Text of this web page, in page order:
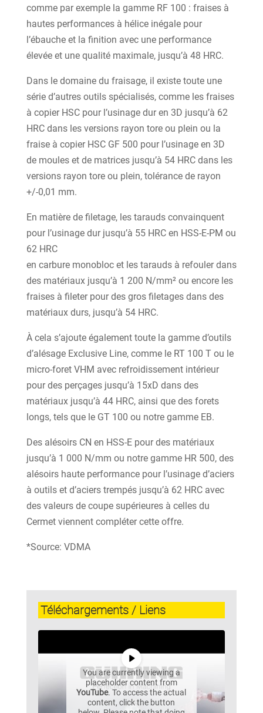
comme par exemple la gamme RF 100 : fraises à
hautes performances à hélice inégale pour
l’ébauche et la finition avec une performance
élevée et une qualité maximale, jusqu’à 48 HRC.
Dans le domaine du fraisage, il existe toute une
série d’autres outils spécialisés, comme les fraises
à copier HSC pour l’usinage dur en 3D jusqu’à 62
HRC dans les versions rayon tore ou plein ou la
fraise à copier HSC GF 500 pour l’usinage en 3D
de moules et de matrices jusqu’à 54 HRC dans les
versions rayon tore ou plein, tolérance de rayon
+/-0,01 mm.
En matière de filetage, les tarauds convainquent
pour l’usinage dur jusqu’à 55 HRC en HSS-E-PM ou
62 HRC
en carbure monobloc et les tarauds à refouler dans
des matériaux jusqu’à 1 200 N/mm² ou encore les
fraises à fileter pour des gros filetages dans des
matériaux durs, jusqu’à 54 HRC.
À cela s’ajoute également toute la gamme d’outils
d’alésage Exclusive Line, comme le RT 100 T ou le
micro-foret VHM avec refroidissement intérieur
pour des perçages jusqu’à 15xD dans des
matériaux jusqu’à 44 HRC, ainsi que des forets
longs, tels que le GT 100 ou notre gamme EB.
Des alésoirs CN en HSS-E pour des matériaux
jusqu’à 1 000 N/mm ou notre gamme HR 500, des
alésoirs haute performance pour l’usinage d’aciers
à outils et d’aciers trempés jusqu’à 62 HRC avec
des valeurs de coupe supérieures à celles du
Cermet viennent compléter cette offre.
*Source: VDMA
Téléchargements / Liens
You are currently viewing a
placeholder content from
YouTube. To access the actual
content, click the button